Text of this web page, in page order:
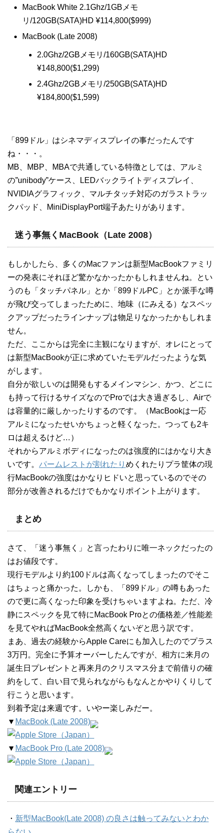
MacBook White 2.1Ghz/1GBメモ
リ/120GB(SATA)HD ¥114,800($999)
MacBook (Late 2008)
2.0Ghz/2GBメモリ/160GB(SATA)HD
¥148,800($1,299)
2.4Ghz/2GBメモリ/250GB(SATA)HD
¥184,800($1,599)
「899ドル」はシネマディスプレイの事だったんです
ね・・・。
MB、MBP、MBAで共通している特徴としては、アルミ
の”unibody”ケース、LEDバックライトディスプレイ、
NVIDIAグラフィック、マルチタッチ対応のガラストラッ
クパッド、MiniDisplayPort端子あたりがあります。
迷う事無くMacBook（Late 2008）
もしかしたら、多くのMacファンは新型MacBookファミリ
ーの発表にそれほど驚かなかったかもしれませんね。とい
うのも「タッチパネル」とか「899ドルPC」とか派手な噂
が飛び交ってしまったために、地味（にみえる）なスペッ
クアップだったラインナップは物足りなかったかもしれま
せん。
ただ、ここからは完全に主観になりますが、オレにとって
は新型MacBookが正に求めていたモデルだったような気
がします。
自分が欲しいのは開発もするメインマシン、かつ、どこに
も持って行けるサイズなのでProでは大き過ぎるし、Airで
は容量的に厳しかったりするのです。（MacBookは一応
アルミになったせいかちょっと軽くなった。つっても2キ
ロは超えるけど…）
それからアルミボディになったのは強度的にはかなり大き
いです。 パームレストが割れたり めくれたりプラ筐体の現
行MacBookの強度はかなりヒドいと思っているのでその
部分が改善されるだけでもかなりポイント上がります。
まとめ
さて、「迷う事無く」と言ったわりに唯一ネックだったの
はお値段です。
現行モデルより約100ドルは高くなってしまったのでそこ
はちょっと痛かった。しかも、「899ドル」の噂もあった
ので更に高くなった印象を受けちゃいますよね。ただ、冷
静にスペックを見て特にMacBook Proとの価格差／性能差
を見てやればMacBook全然高くないぞと思う訳です。
まあ、過去の経験からApple Careにも加入したのでプラス
3万円。完全に予算オーバーしたんですが、相方に来月の
誕生日プレゼントと再来月のクリスマス分まで前借りの確
約をして、白い目で見られながらもなんとかやりくりして
行こうと思います。
到着予定は来週です。いやー楽しみだー。
▼ MacBook (Late 2008)
▼ MacBook Pro (Late 2008)
関連エントリー
・ 新型MacBook(Late 2008) の良さは触ってみないとわか